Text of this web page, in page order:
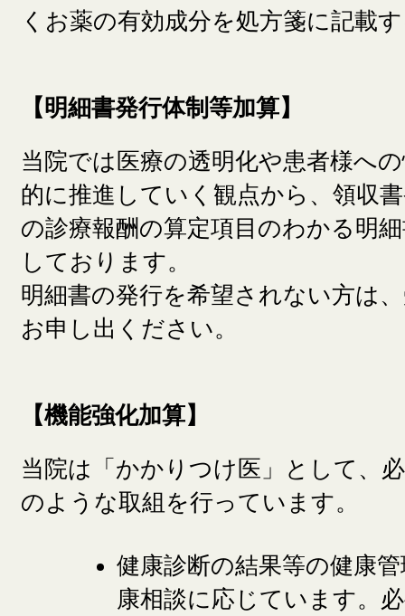
くお薬の有効成分を処方箋に記載
【明細書発行体制等加算】
当院では医療の透明化や患者様へ
的に推進していく観点から、領収
の診療報酬の算定項目のわかる明
しております。
明細書の発行を希望されない方は
お申し出ください。
【機能強化加算】
当院は「かかりつけ医」として、
のような取組を行っています。
健康診断の結果等の健康
康相談に応じています。